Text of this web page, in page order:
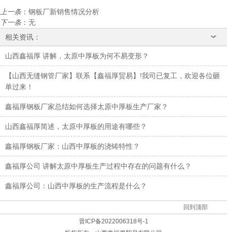
上一条： 钢板厂新销售情况分析
下一条： 无
相关资讯：
山西鑫福厚 讲解，太原中厚板为何不易变形？
【山西无缝钢管厂家】联系【鑫福厚贸易】!我司已复工，欢迎各位砸
单过来！
鑫福厚钢板厂家总结如何选择太原中厚板生产厂家？
山西鑫福厚简述，太原中厚板的用途有哪些？
鑫福厚钢板厂家：山西中厚板的浇铸特性？
鑫福厚公司 讲解太原中厚板生产过程中存在的问题有什么？
鑫福厚公司：山西中厚板的生产流程是什么？
回到顶部
晋ICP备2022006318号-1